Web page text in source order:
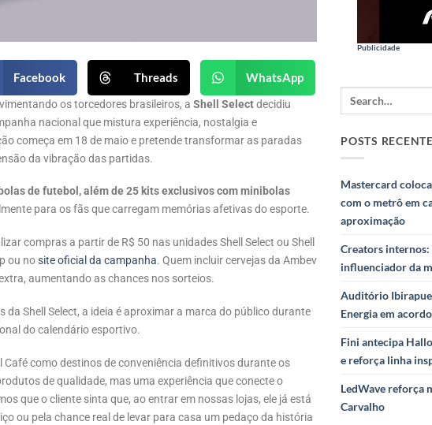
Facebook Threads WhatsApp
os torcedores brasileiros, a Shell Selectdecidiu
nacional que mistura experiência, nostalgia e
começa em 18 de maio e pretende transformar as paradas
da vibração das partidas.
de futebol, além de 25 kits exclusivos com minibolas
para os fãs que carregam memórias afetivas do esporte.
compras a partir de R$ 50 nas unidades Shell Select ou Shell
ou nosite oficial da campanha. Quem incluir cervejas da Ambev
aumentando as chances nos sorteios.
da Shell Select, a ideia é aproximar a marca do público durante
do calendário esportivo.
Café como destinos de conveniência definitivos durante os
de qualidade, mas uma experiência que conecte o
que o cliente sinta que, ao entrar em nossas lojas, ele já está
ou pela chance real de levar para casa um pedaço da história
Publicidade
POSTS
Mastercard
com o metrô em
aproximação
Creators
influenciador da
Auditório
Energia em
Fini antecipa
e reforça linha
LedWave reforça
Carvalho